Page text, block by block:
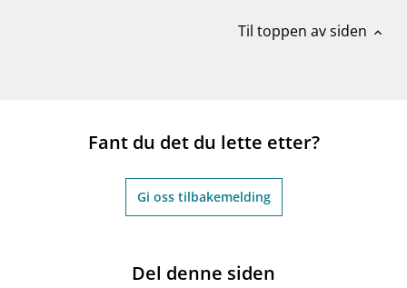
Til toppen av siden expand_less
Fant du det du lette etter?
Gi oss tilbakemelding
Del denne siden